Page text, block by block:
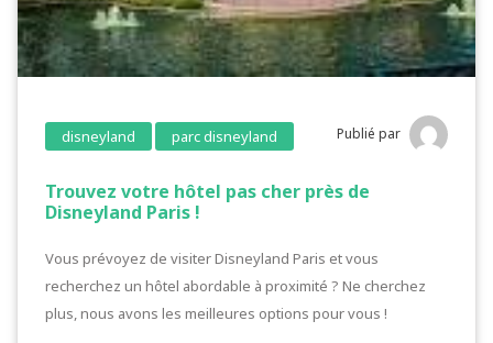
disneyland parc disneyland Publié par
Trouvez votre hôtel pas cher près de
Disneyland Paris !
Vous prévoyez de visiter Disneyland Paris et vous
recherchez un hôtel abordable à proximité ? Ne cherchez
plus, nous avons les meilleures options pour vous !